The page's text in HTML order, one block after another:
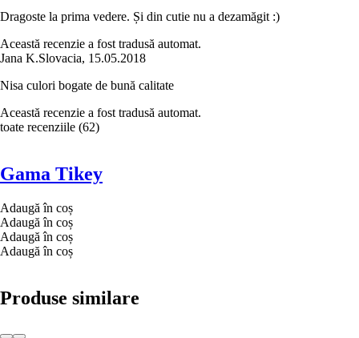
Dragoste la prima vedere. Și din cutie nu a dezamăgit :)
Această recenzie a fost tradusă automat.
Jana K.Slovacia, 15.05.2018
Nisa culori bogate de bună calitate
Această recenzie a fost tradusă automat.
toate recenziile (62)
Gama Tikey
Adaugă în coș
Adaugă în coș
Adaugă în coș
Adaugă în coș
Produse similare